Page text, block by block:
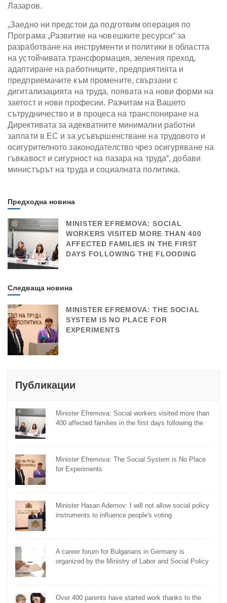
Лазаров.
„Заедно ни предстои да подготвим операция по
Програма „Развитие на човешките ресурси“ за
разработване на инструменти и политики в областта
на устойчивата трансформация, зеления преход,
адаптиране на работниците, предприятията и
предприемачите към промените, свързани с
дигитализацията на труда, появата на нови форми на
заетост и нови професии. Разчитам на Вашето
сътрудничество и в процеса на транспониране на
Директивата за адекватните минимални работни
заплати в ЕС и за усъвършенстване на трудовото и
осигурителното законодателство чрез осигуряване на
гъвкавост и сигурност на пазара на труда“, добави
министърът на труда и социалната политика.
Предходна новина
MINISTER EFREMOVA: SOCIAL
WORKERS VISITED MORE THAN 400
AFFECTED FAMILIES IN THE FIRST
DAYS FOLLOWING THE FLOODING
Следваща новина
MINISTER EFREMOVA: THE SOCIAL
SYSTEM IS NO PLACE FOR
EXPERIMENTS
Публикации
Minister Efremova: Social workers visited more than
400 affected families in the first days following the
Minister Efremova: The Social System is No Place
for Experiments
Minister Hasan Ademov: I will not allow social policy
instruments to influence people's voting
A career forum for Bulgarians in Germany is
organized by the Ministry of Labor and Social Policy
Over 400 parents have started work thanks to the